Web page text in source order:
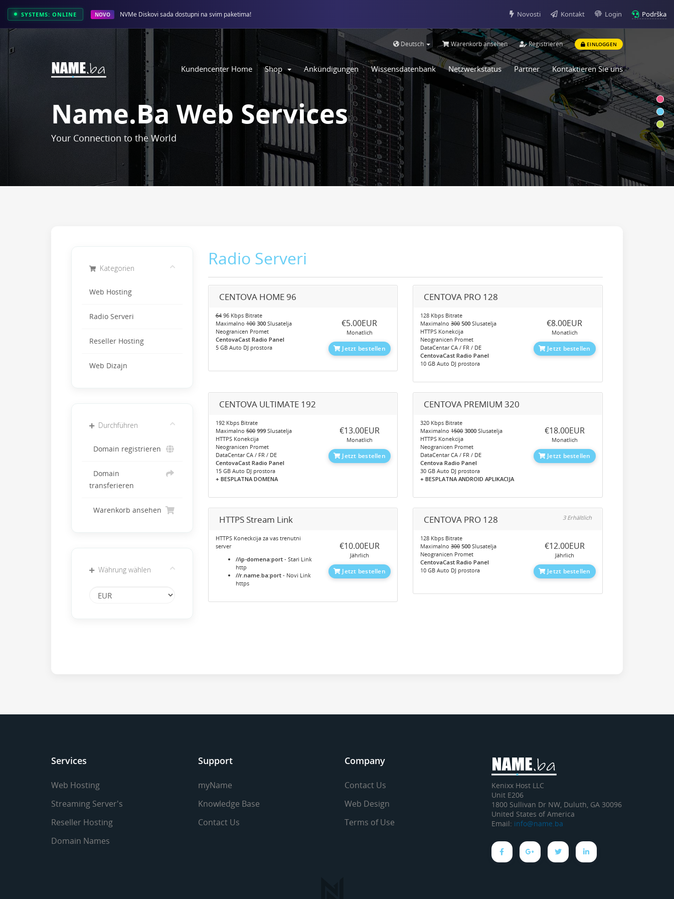
SYSTEMS: ONLINE NOVO NVMe Diskovi sada dostupni na svim paketima! Novosti Kontakt Login Podrška
Deutsch Warenkorb ansehen Registrieren EINLOGGEN
Kundencenter Home Shop Ankündigungen Wissensdatenbank Netzwerkstatus Partner Kontaktieren Sie uns
Name.ba Web Services
Your Connection to the World
Kategorien
Web Hosting
Radio Serveri
Reseller Hosting
Web Dizajn
Durchführen
Domain registrieren
Domain
transferieren
Warenkorb ansehen
Währung wählen
Radio Serveri
CENTOVA HOME 96
6496 Kbps Bitrate
Maximalno100 300Slusatelja
Neogranicen Promet
CentovaCast Radio Panel
5 GB Auto DJ prostora
‎€5.00EUR
Monatlich
Jetzt bestellen
CENTOVA PRO 128
128 Kbps Bitrate
Maximalno300 500 Slusatelja
HTTPS Konekcija
Neogranicen Promet
DataCentar CA / FR / DE
CentovaCast Radio Panel
10 GB Auto DJ prostora
‎€8.00EUR
Monatlich
Jetzt bestellen
CENTOVA ULTIMATE 192
192 Kbps Bitrate
Maximalno500 999Slusatelja
HTTPS Konekcija
Neogranicen Promet
DataCentar CA / FR / DE
CentovaCast Radio Panel
15 GB Auto DJ prostora
+ BESPLATNA DOMENA
‎€13.00EUR
Monatlich
Jetzt bestellen
CENTOVA PREMIUM 320
320 Kbps Bitrate
Maximalno1500 3000 Slusatelja
HTTPS Konekcija
Neogranicen Promet
DataCentar CA / FR / DE
Centova Radio Panel
30 GB Auto DJ prostora
+ BESPLATNA ANDROID APLIKACIJA
‎€18.00EUR
Monatlich
Jetzt bestellen
HTTPS Stream Link
HTTPS Koneckcija za vas trenutni
server
//ip-domena:port- Stari Link
http
//r.name.ba:port- Novi Link
https
‎€10.00EUR
Jährlich
Jetzt bestellen
CENTOVA PRO 128 3 Erhältlich
128 Kbps Bitrate
Maximalno300 500 Slusatelja
Neogranicen Promet
CentovaCast Radio Panel
10 GB Auto DJ prostora
‎€12.00EUR
Jährlich
Jetzt bestellen
Services
Web Hosting
Streaming Server's
Reseller Hosting
Domain Names
Support
myName
Knowledge Base
Contact Us
Company
Contact Us
Web Design
Terms of Use
Kenixx Host LLC
Unit E206
1800 Sullivan Dr NW, Duluth, GA 30096
United States of America
Email: info@name.ba